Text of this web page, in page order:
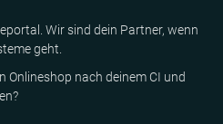
Wir sind dein Partner, wenn
geht.
Onlineshop nach deinem CI und